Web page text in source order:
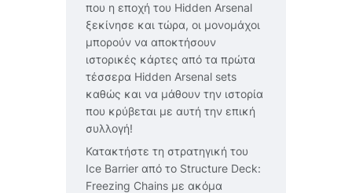
που η εποχή του Hidden Arsenal
ξεκίνησε και τώρα, οι μονομάχοι
μπορούν να αποκτήσουν
ιστορικές κάρτες από τα πρώτα
τέσσερα Hidden Arsenal sets
καθώς και να μάθουν την ιστορία
που κρύβεται με αυτή την επική
συλλογή!
Κατακτήστε τη στρατηγική του
Ice Barrier από το Structure Deck:
Freezing Chains με ακόμα